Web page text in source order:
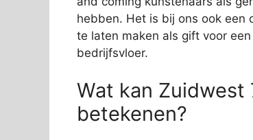
hebben. Het is bij ons ook een
te laten maken als gift voor
bedrijfsvloer.
Wat kan Zuidwest
betekenen?